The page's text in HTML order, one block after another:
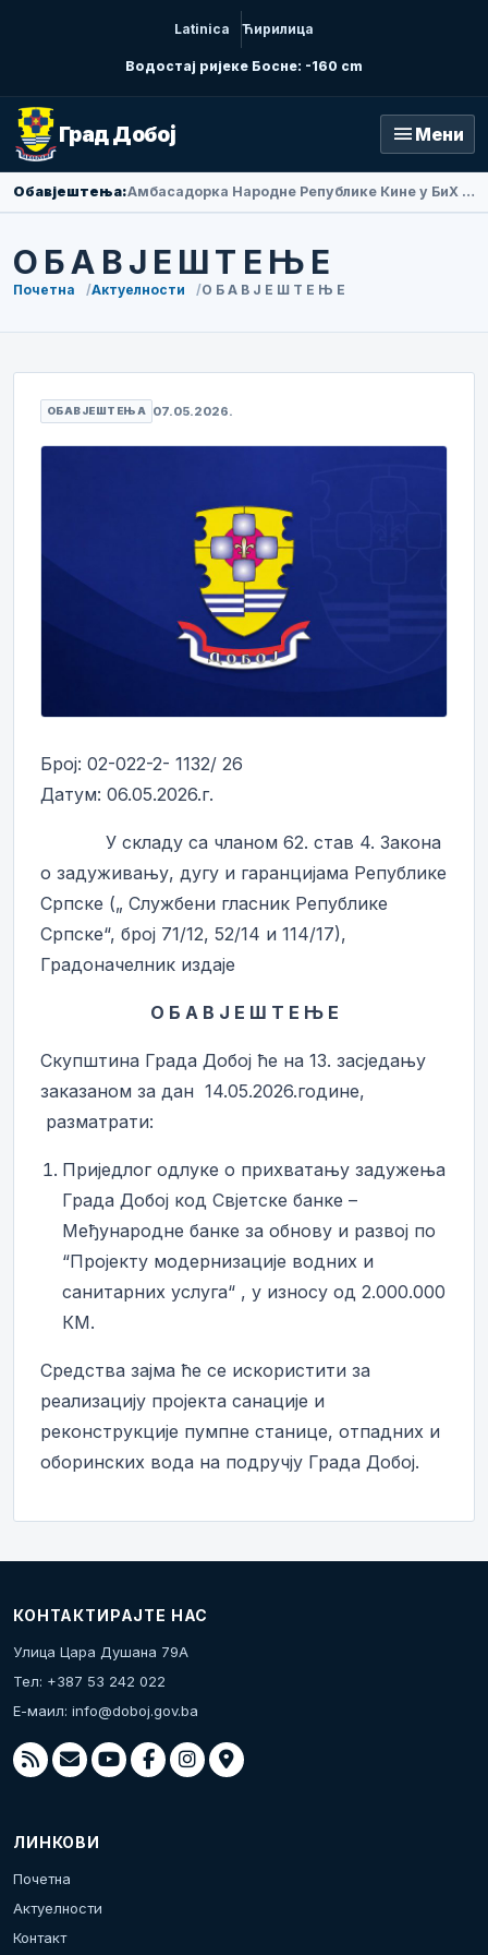
Latinica Ћирилица
Водостај ријеке Босне: -160 cm
Град Добој menu Мени
Обавјештења: Амбасадорка Народне Републике Кине у БиХ Ли Фан посјетила Добој
О Б А В Ј Е Ш Т Е Њ Е
Почетна Актуелности О Б А В Ј Е Ш Т Е Њ Е
ОБАВЈЕШТЕЊА 07.05.2026.
Број: 02-022-2- 1132/ 26
Датум: 06.05.2026.г.
У складу са чланом 62. став 4. Закона
о задуживању, дугу и гаранцијама Републике
Српске („ Службени гласник Републике
Српске“, број 71/12, 52/14 и 114/17),
Градоначелник издаје
О Б А В Ј Е Ш Т Е Њ Е
Скупштина Града Добој ће на 13. засједању
заказаном за дан 14.05.2026.године,
разматрати:
Приједлог одлуке о прихватању задужења
Града Добој код Свјетске банке –
Међународне банке за обнову и развој по
“Пројекту модернизације водних и
санитарних услуга“ , у износу од 2.000.000
КМ.
Средства зајма ће се искористити за
реализацију пројекта санације и
реконструкције пумпне станице, отпадних и
оборинских вода на подручју Града Добој.
КОНТАКТИРАЈТЕ НАС
Улица Цара Душана 79А
Тел: +387 53 242 022
Е-маил: info@doboj.gov.ba
ЛИНКОВИ
Почетна
Актуелности
Контакт